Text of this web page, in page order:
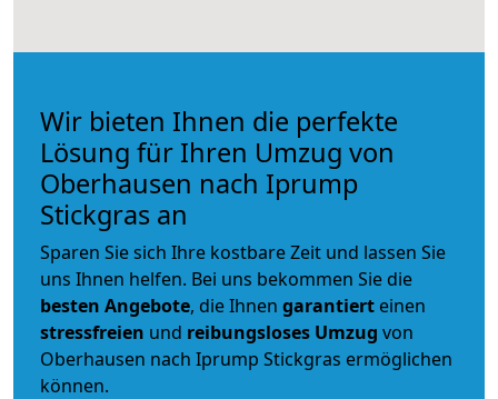
Wir bieten Ihnen die perfekte
Lösung für Ihren Umzug von
Oberhausen nach Iprump
Stickgras an
Sparen Sie sich Ihre kostbare Zeit und lassen Sie
uns Ihnen helfen. Bei uns bekommen Sie die
besten Angebote, die Ihnen garantiert einen
stressfreien und reibungsloses Umzug von
Oberhausen nach Iprump Stickgras ermöglichen
können.